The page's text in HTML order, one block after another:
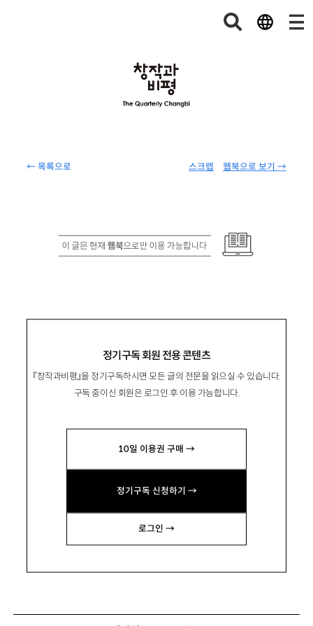
← 목록으로 웹북으로 보기 →
스크랩
정기구독 회원 전용 콘텐츠
『창작과비평』을 정기구독하시면 모든 글의 전문을 읽으실 수 있습니다.
구독 중이신 회원은 로그인 후 이용 가능합니다.
10일 이용권 구매 →
정기구독 신청하기 →
로그인 →